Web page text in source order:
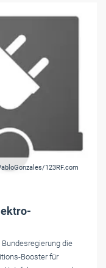
123RF.com
die
Booster für